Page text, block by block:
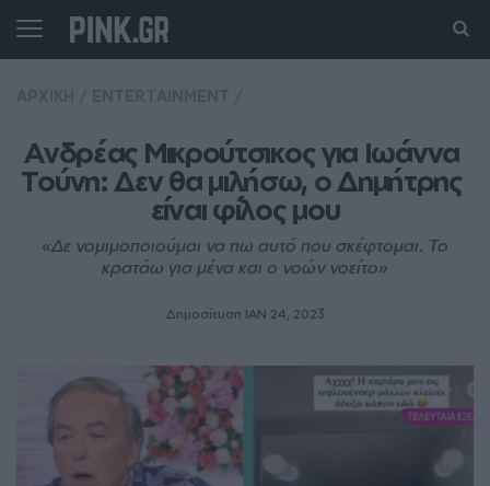
Ανδρέας Μικρούτσικος για Ιωάννα
Τούνη: Δεν θα μιλήσω, ο Δημήτρης
είναι φίλος μου
«Δε νομιμοποιούμαι να πω αυτό που σκέφτομαι. Το
κρατάω για μένα και ο νοών νοείτο»
Δημοσίευση ΙΑΝ 24, 2023